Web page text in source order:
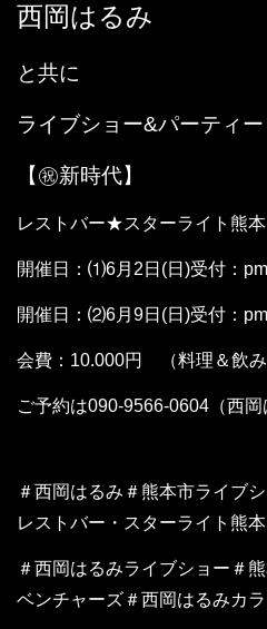
西岡はるみ
と共に
ライブショー&パーティー
【㊗️新時代】
レストバー★スターライト熊本
開催日：⑴6月2日(日)受付：
開催日：⑵6月9日(日)受付：
会費：10.000円 （料理＆飲み
ご予約は090-9566-0604（西
＃西岡はるみ＃熊本市ライブ
レストバー・スターライト熊本
＃西岡はるみライブショー＃
ベンチャーズ＃西岡はるみカ